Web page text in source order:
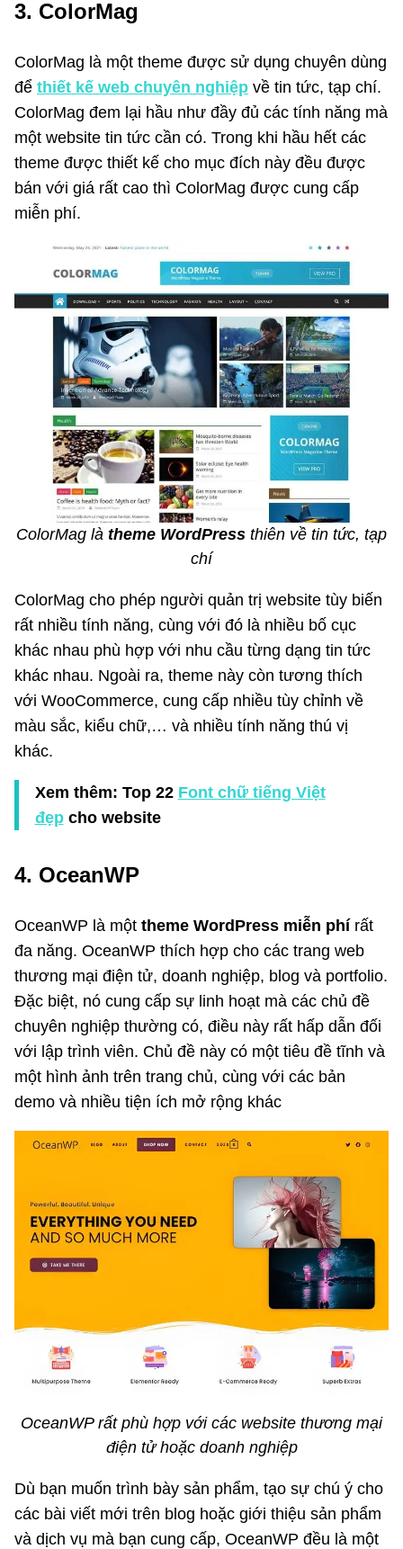
3. ColorMag
ColorMag là một theme được sử dụng chuyên dùng
để thiết kế web chuyên nghiệp về tin tức, tạp chí.
ColorMag đem lại hầu như đầy đủ các tính năng mà
một website tin tức cần có. Trong khi hầu hết các
theme được thiết kế cho mục đích này đều được
bán với giá rất cao thì ColorMag được cung cấp
miễn phí.
ColorMag là theme WordPress thiên về tin tức, tạp
chí
ColorMag cho phép người quản trị website tùy biến
rất nhiều tính năng, cùng với đó là nhiều bố cục
khác nhau phù hợp với nhu cầu từng dạng tin tức
khác nhau. Ngoài ra, theme này còn tương thích
với WooCommerce, cung cấp nhiều tùy chỉnh về
màu sắc, kiểu chữ,… và nhiều tính năng thú vị
khác.
Xem thêm: Top 22 Font chữ tiếng Việt
đẹpcho website
4. OceanWP
OceanWP là một theme WordPress miễn phírất
đa năng. OceanWP thích hợp cho các trang web
thương mại điện tử, doanh nghiệp, blog và portfolio.
Đặc biệt, nó cung cấp sự linh hoạt mà các chủ đề
chuyên nghiệp thường có, điều này rất hấp dẫn đối
với lập trình viên. Chủ đề này có một tiêu đề tĩnh và
một hình ảnh trên trang chủ, cùng với các bản
demo và nhiều tiện ích mở rộng khác
OceanWP rất phù hợp với các website thương mại
điện tử hoặc doanh nghiệp
Dù bạn muốn trình bày sản phẩm, tạo sự chú ý cho
các bài viết mới trên blog hoặc giới thiệu sản phẩm
và dịch vụ mà bạn cung cấp, OceanWP đều là một